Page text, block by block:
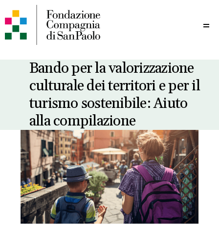
Bando per la valorizzazione
culturale dei territori e per il
turismo sostenibile: Aiuto
alla compilazione